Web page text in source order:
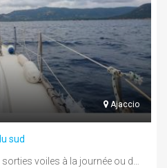
Ajaccio
sud
Nous vous proposons des sorties voiles à la journée ou des minis croisières Départ d AjaccioVisiter les plus belles plages ...